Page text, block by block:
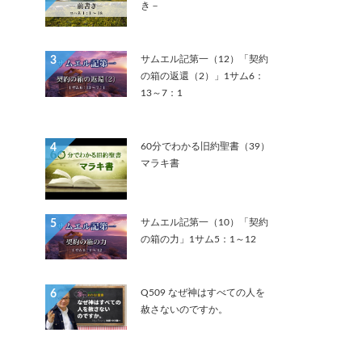
き－
3
サムエル記第一（12）「契約
の箱の返還（2）」1サム6：
13～7：1
4
60分でわかる旧約聖書（39）
マラキ書
5
サムエル記第一（10）「契約
の箱の力」1サム5：1～12
6
Q509 なぜ神はすべての人を
赦さないのですか。